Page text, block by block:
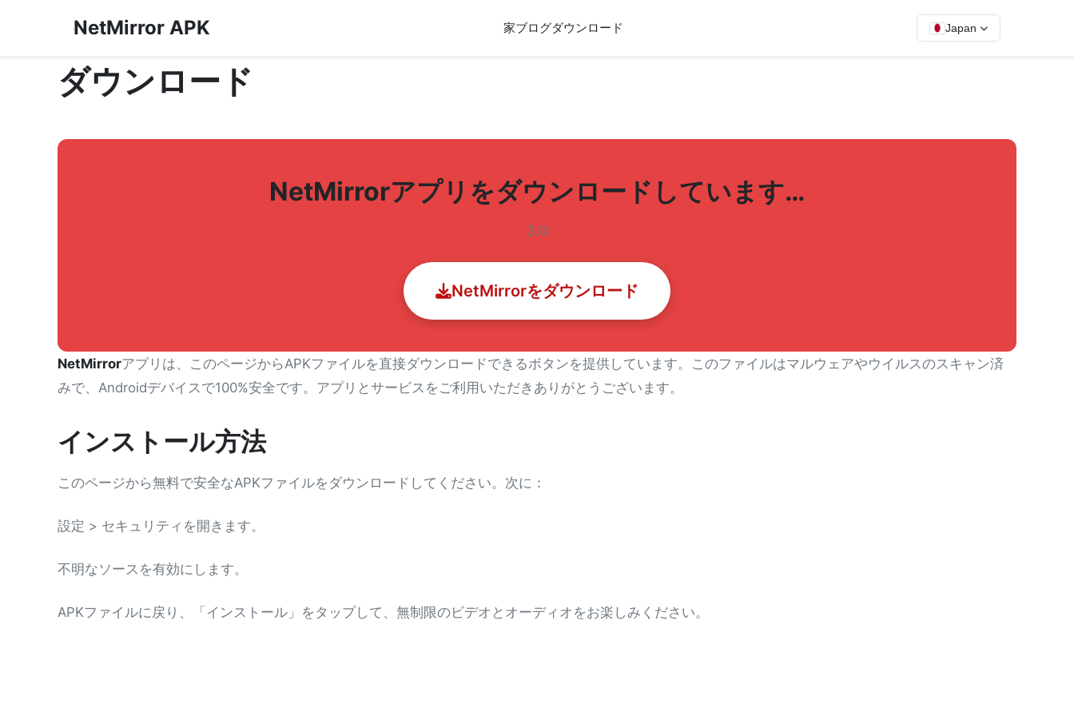
NetMirror APK 家ブログダウンロード Japan
ダウンロード
NetMirrorアプリをダウンロードしています…
3.0
NetMirrorをダウンロード
NetMirrorアプリは、このページからAPKファイルを直接ダウンロードできるボタンを提供しています。このファイルはマルウェアやウイルスのスキャン済
みで、Androidデバイスで100%安全です。アプリとサービスをご利用いただきありがとうございます。
インストール方法
このページから無料で安全なAPKファイルをダウンロードしてください。次に：
設定 > セキュリティを開きます。
不明なソースを有効にします。
APKファイルに戻り、「インストール」をタップして、無制限のビデオとオーディオをお楽しみください。